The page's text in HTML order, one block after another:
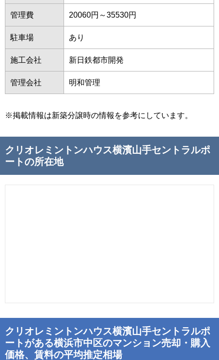
管理費 20060円～35530円
駐車場 あり
施工会社 新日鉄都市開発
管理会社 明和管理
※掲載情報は新築分譲時の情報を参考にしています。
クリオレミントンハウス横濱山手セントラルポ
ートの所在地
クリオレミントンハウス横濱山手セントラルポ
ートがある横浜市中区のマンション売却・購入
価格、賃料の平均推定相場